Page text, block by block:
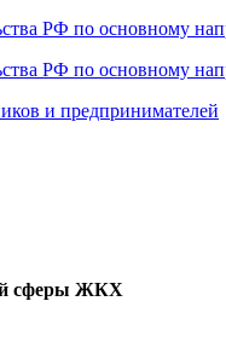
РФ по основному
РФ по основному
и предпринимателей
сферы ЖКХ